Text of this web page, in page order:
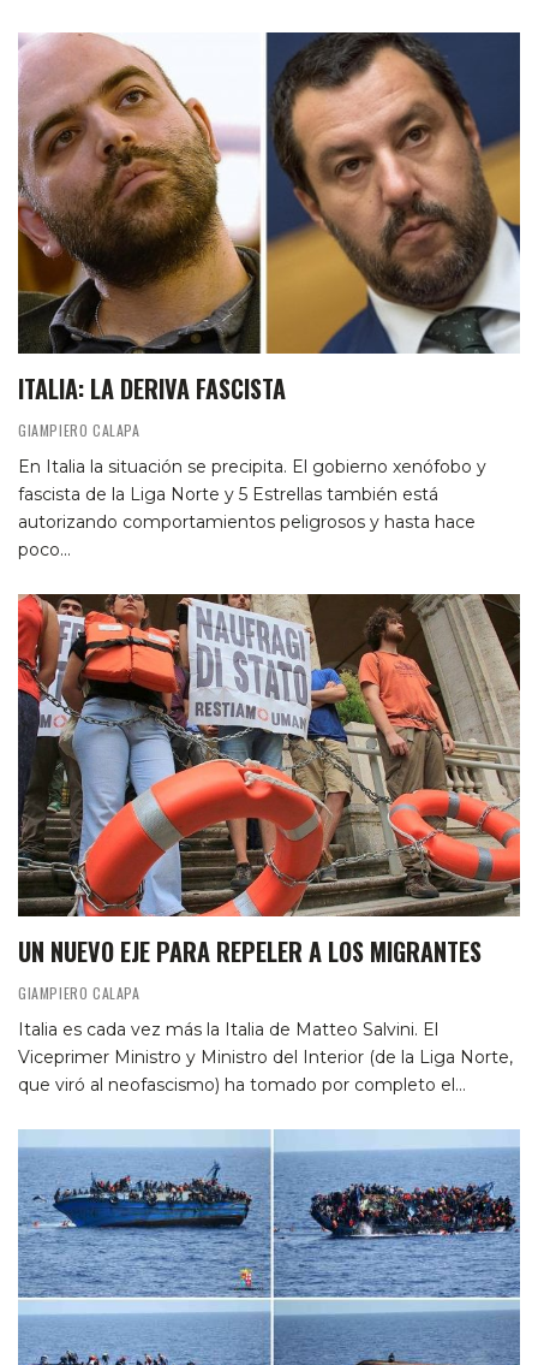
ITALIA: LA DERIVA FASCISTA
GIAMPIERO CALAPA
En Italia la situación se precipita. El gobierno xenófobo y
fascista de la Liga Norte y 5 Estrellas también está
autorizando comportamientos peligrosos y hasta hace
poco…
UN NUEVO EJE PARA REPELER A LOS MIGRANTES
GIAMPIERO CALAPA
Italia es cada vez más la Italia de Matteo Salvini. El
Viceprimer Ministro y Ministro del Interior (de la Liga Norte,
que viró al neofascismo) ha tomado por completo el…